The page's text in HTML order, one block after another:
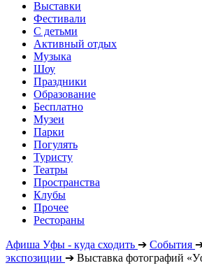
Выставки
Фестивали
С детьми
Активный отдых
Музыка
Шоу
Праздники
Образование
Бесплатно
Музеи
Парки
Погулять
Туристу
Театры
Пространства
Клубы
Прочее
Рестораны
Афиша Уфы - куда сходить ➔ События
экспозиции ➔ Выставка фотографий